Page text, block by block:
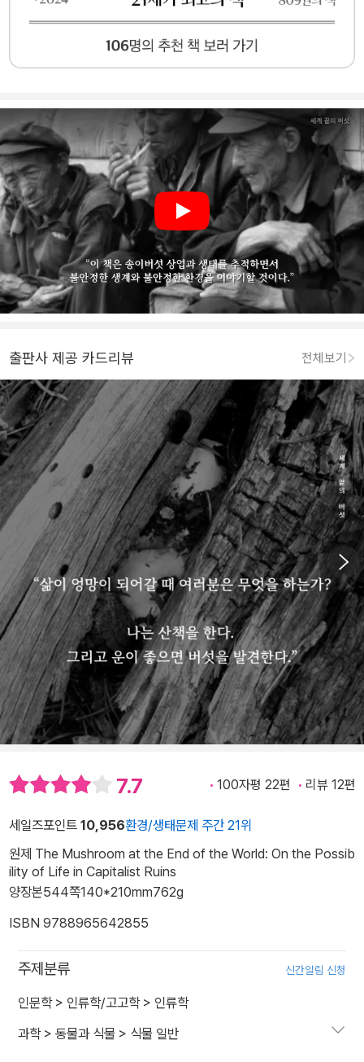
가는 경험을 할 수 있다.
Play
출판사 제공 카드리뷰 전체보기
7.7 100자평 22편 리뷰 12편
세일즈포인트 10,956환경/생태문제 주간 21위
원제 The Mushroom at the End of the World: On the Possib
ility of Life in Capitalist Ruins
양장본544쪽140*210mm762g
ISBN 9788965642855
주제분류 신간알림 신청
인문학> 인류학/고고학> 인류학
과학> 동물과 식물 > 식물 일반